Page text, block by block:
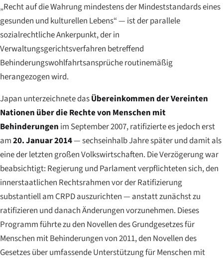
„Recht auf die Wahrung mindestens der Mindeststandards eines
gesunden und kulturellen Lebens“ — ist der parallele
sozialrechtliche Ankerpunkt, der in
Verwaltungsgerichtsverfahren betreffend
Behinderungswohlfahrtsansprüche routinemäßig
herangezogen wird.
Japan unterzeichnete dasÜbereinkommen der Vereinten
Nationen über die Rechte von Menschen mit
Behinderungen im September 2007, ratifizierte es jedoch erst
am20. Januar 2014— sechseinhalb Jahre später und damit als
eine der letzten großen Volkswirtschaften. Die Verzögerung war
beabsichtigt: Regierung und Parlament verpflichteten sich, den
innerstaatlichen Rechtsrahmen vor der Ratifizierung
substantiell am CRPD auszurichten — anstatt zunächst zu
ratifizieren und danach Änderungen vorzunehmen. Dieses
Programm führte zu den Novellen des Grundgesetzes für
Menschen mit Behinderungen von 2011, den Novellen des
Gesetzes über umfassende Unterstützung für Menschen mit